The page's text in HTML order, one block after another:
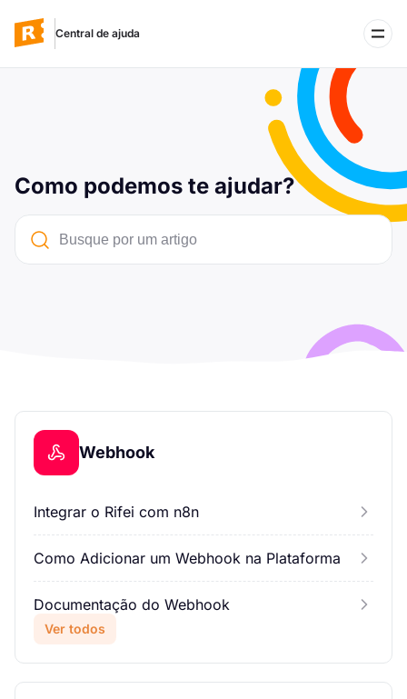
Central de ajuda
Como podemos te ajudar?
Webhook
Integrar o Rifei com n8n
Como Adicionar um Webhook na Plataforma
Documentação do Webhook
Ver todos